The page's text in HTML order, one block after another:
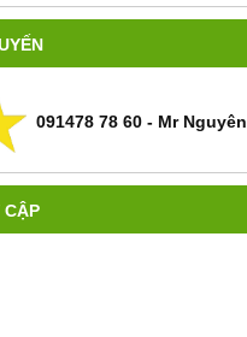
091478 78 60 - Mr Nguyên
CẬP